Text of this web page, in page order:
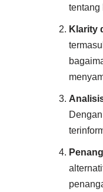
tentang
Klarity